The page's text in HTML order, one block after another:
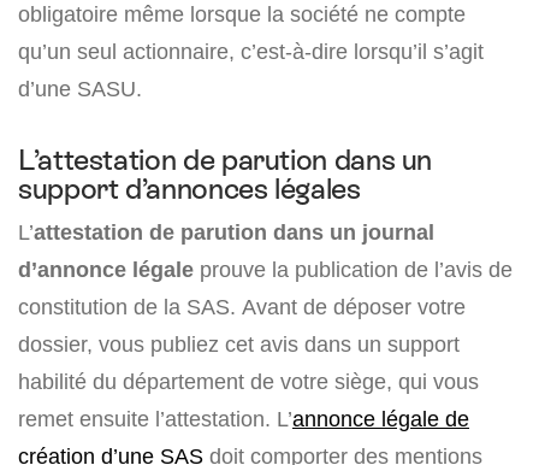
obligatoire même lorsque la société ne compte
qu’un seul actionnaire, c’est-à-dire lorsqu’il s’agit
d’une SASU.
L’attestation de parution dans un
support d’annonces légales
L’attestation de parution dans un journal
d’annonce légale prouve la publication de l’avis de
constitution de la SAS. Avant de déposer votre
dossier, vous publiez cet avis dans un support
habilité du département de votre siège, qui vous
remet ensuite l’attestation. L’annonce légale de
création d’une SAS doit comporter des mentions